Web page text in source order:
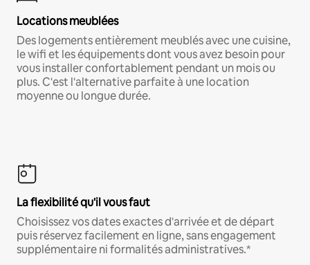
Locations meublées
Des logements entièrement meublés avec une cuisine,
le wifi et les équipements dont vous avez besoin pour
vous installer confortablement pendant un mois ou
plus. C'est l'alternative parfaite à une location
moyenne ou longue durée.
La flexibilité qu'il vous faut
Choisissez vos dates exactes d'arrivée et de départ
puis réservez facilement en ligne, sans engagement
supplémentaire ni formalités administratives.*